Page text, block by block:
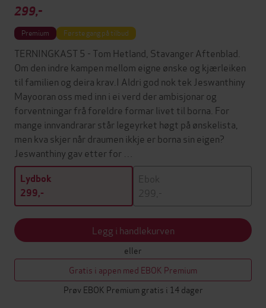
299,-
Premium Første gang på tilbud
TERNINGKAST 5 - Tom Hetland, Stavanger Aftenblad.
Om den indre kampen mellom eigne ønske og kjærleiken
til familien og deira krav.I Aldri god nok tek Jeswanthiny
Mayooran oss med inn i ei verd der ambisjonar og
forventningar frå foreldre formar livet til borna. For
mange innvandrarar står legeyrket høgt på ønskelista,
men kva skjer når draumen ikkje er borna sin eigen?
Jeswanthiny gav etter for …
Lydbok
299,-
Ebok
299,-
Legg i handlekurven
eller
Gratis i appen med EBOK Premium
Prøv EBOK Premium gratis i 14 dager